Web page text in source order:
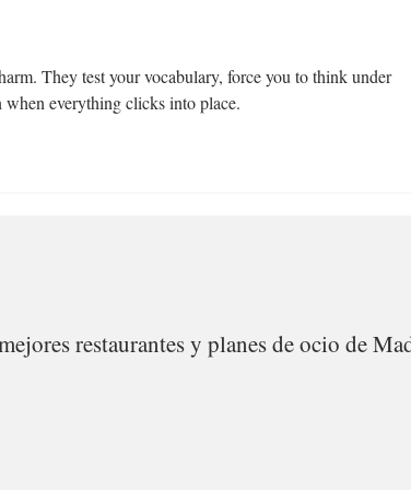
They test your vocabulary, force you to think under
when everything clicks into place.
restaurantes y planes de ocio de